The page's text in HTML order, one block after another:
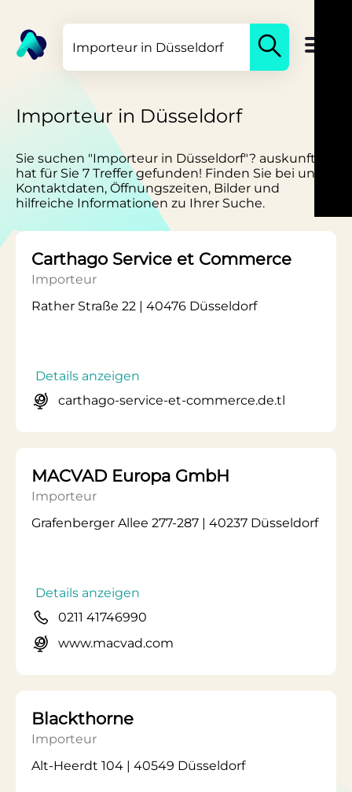
Importeur in Düsseldorf
Sie suchen "Importeur in Düsseldorf"? auskunft.de
hat für Sie 7 Treffer gefunden! Finden Sie bei uns
Kontaktdaten, Öffnungszeiten, Bilder und
hilfreiche Informationen zu Ihrer Suche.
Carthago Service et Commerce
Importeur
Rather Straße 22 | 40476 Düsseldorf
Details anzeigen
carthago-service-et-commerce.de.tl
MACVAD Europa GmbH
Importeur
Grafenberger Allee 277-287 | 40237 Düsseldorf
Details anzeigen
0211 41746990
www.macvad.com
Blackthorne
Importeur
Alt-Heerdt 104 | 40549 Düsseldorf